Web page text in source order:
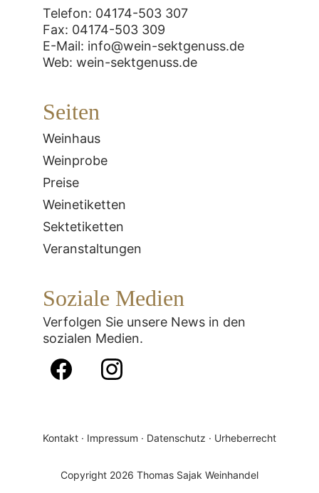
Verfolgen Sie unsere News in den
sozialen Medien.
Seiten
Soziale Medien
Telefon: 04174-503 307
Fax: 04174-503 309
E-Mail: info@wein-sektgenuss.de
Web: wein-sektgenuss.de
Weinhaus
Weinprobe
Preise
Weinetiketten
Sektetiketten
Veranstaltungen
Kontakt · Impressum · Datenschutz · Urheberrecht
Copyright 2026 Thomas Sajak Weinhandel